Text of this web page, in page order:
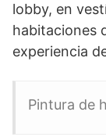
lobby, en
habitaciones
experiencia
Pintura de